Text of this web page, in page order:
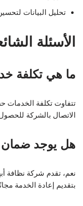
تحليل البيانات
الأسئلة
ما هي تكلفة
تتفاوت تكلفة
الاتصال بالشركة
هل يوجد ضمان
نعم، تقدم شركة نظافة
بتقديم إعادة الخدمة